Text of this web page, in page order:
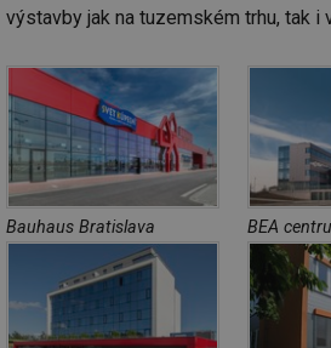
výstavby jak na tuzemském trhu, tak i
Bauhaus Bratislava BEA